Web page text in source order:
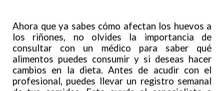
Ahora que ya sabes cómo afectan los huevos a
los riñones, no olvides la importancia de
consultar con un médico para saber qué
alimentos puedes consumir y si deseas hacer
cambios en la dieta. Antes de acudir con el
profesional, puedes llevar un registro semanal